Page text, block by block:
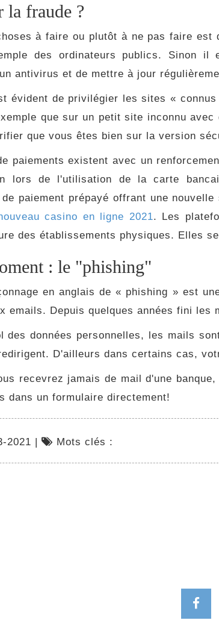
la fraude ?
à faire ou plutôt à ne pas faire
des ordinateurs publics. Sinon
antivirus et de mettre à jour
évident de privilégier les sites «
que sur un petit site inconnu
que vous êtes bien sur la version
paiements existent avec un
lors de l'utilisation de la carte
paiement prépayé offrant une
casino en ligne 2021. Les
des établissements physiques. Elles
: le "phishing"
en anglais de « phishing » est
emails. Depuis quelques années fini les
des données personnelles, les mails
D'ailleurs dans certains cas,
recevrez jamais de mail d'une
dans un formulaire directement!
2021 | Mots clés :